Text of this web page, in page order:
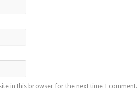
in this browser for the next time I comment.